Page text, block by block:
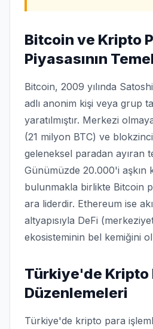
Bitcoin ve Kripto
Piyasasının
Bitcoin, 2009 yılında
adlı anonim kişi veya grup
yaratılmıştır. Merkezi
(21 milyon BTC) ve
geleneksel paradan ayıran
Günümüzde 20.000'i aşkın
bulunmakla birlikte Bitcoin
ara liderdir. Ethereum ise
altyapısıyla DeFi
ekosisteminin bel kemiğini
Türkiye'de Kripto
Düzenlemeleri
Türkiye'de kripto para